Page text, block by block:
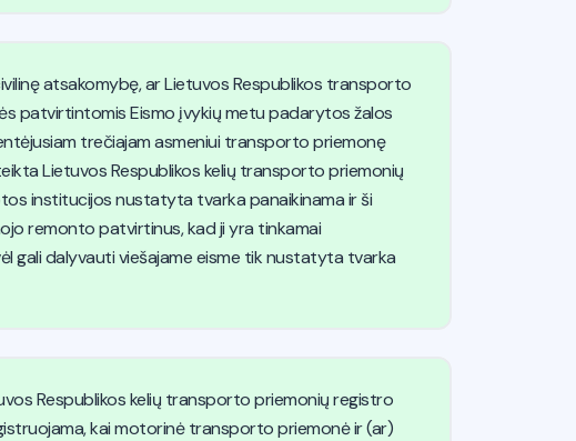
atsakomybę, ar Lietuvos Respublikos transporto
patvirtintomis Eismo įvykių metu padarytos žalos
trečiajam asmeniui transporto priemonę
Lietuvos Respublikos kelių transporto priemonių
institucijos nustatyta tvarka panaikinama ir ši
remonto patvirtinus, kad ji yra tinkamai
gali dalyvauti viešajame eisme tik nustatyta tvarka
Respublikos kelių transporto priemonių registro
kai motorinė transporto priemonė ir (ar)